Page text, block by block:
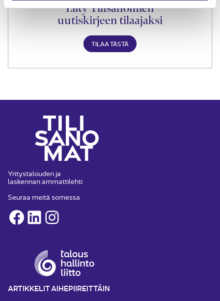
Liity Tilisanomien
uutiskirjeen tilaajaksi
TILAA TÄSTÄ
Yritystalouden ja
laskennan ammattilehti
Seuraa meitä somessa
Facebook
LinkedInInstagram
ARTIKKELIT AIHEPIIREITTÄIN